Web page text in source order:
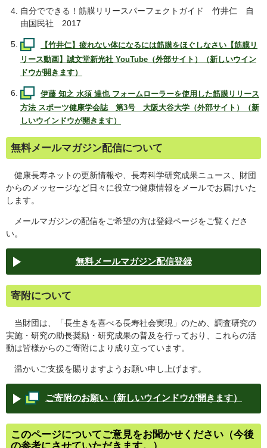
自分でできる！筋膜リリースパーフェクトガイド 竹井仁 自
由国民社 2017
【竹井仁】疲れない体になるには筋膜をほぐしなさい【筋膜リ
リース動画】誠文堂新光社 YouTube（外部サイト）（新しいウイン
ドウが開きます）
伊藤 知之 水須 達也 フォームローラーを使用した筋膜リリース
方法 スポーツ健康学会誌 第3号 大阪大谷大学（外部サイト）（新
しいウインドウが開きます）
無料メールマガジン配信について
健康長寿ネットの更新情報や、長寿科学研究成果ニュース、財団
からのメッセージなど日々に役立つ健康情報をメールでお届けいた
します。
メールマガジンの配信をご希望の方は登録ページをご覧くださ
い。
無料メールマガジン配信登録
寄附について
当財団は、「長生きを喜べる長寿社会実現」のため、調査研究の
実施・研究の助長奨励・研究成果の普及を行っており、これらの活
動は皆様からのご寄附により成り立っています。
温かいご支援を賜りますようお願い申し上げます。
ご寄附のお願い（新しいウインドウが開きます）
このページについてご意見をお聞かせください（今後